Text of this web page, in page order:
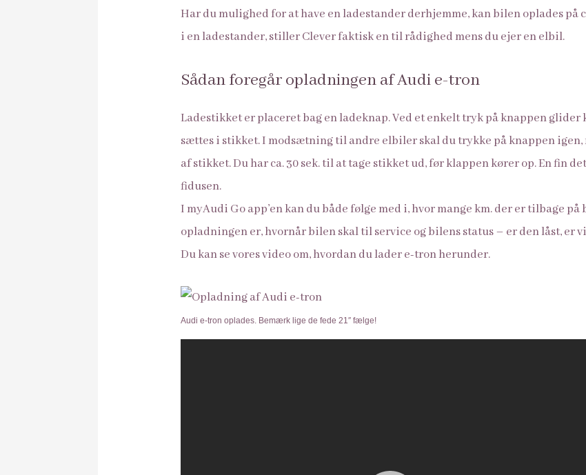
Har du mulighed for at have en ladestander derhjemme, kan bilen oplades på
i en ladestander, stiller Clever faktisk en til rådighed mens du ejer en elbil.
Sådan foregår opladningen af Audi e-tron
Ladestikket er placeret bag en ladeknap. Ved et enkelt tryk på knappen
sættes i stikket. I modsætning til andre elbiler skal du trykke på knappen igen,
af stikket. Du har ca. 30 sek. til at tage stikket ud, før klappen kører op. En fin
fidusen.
I myAudi Go app’en kan du både følge med i, hvor mange km. der er tilbage
opladningen er, hvornår bilen skal til service og bilens status – er den låst, er
Du kan se vores video om, hvordan du lader e-tron herunder.
Audi e-tron oplades. Bemærk lige de fede 21″ fælge!